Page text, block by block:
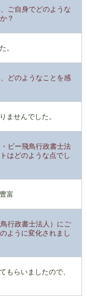
ご自身でどのような
？
。
どのようなことを感
ませんでした。
ビー飛鳥行政書士法
はどのような点でし
富
行政書士法人）にご
ように変化されまし
もらいましたので、